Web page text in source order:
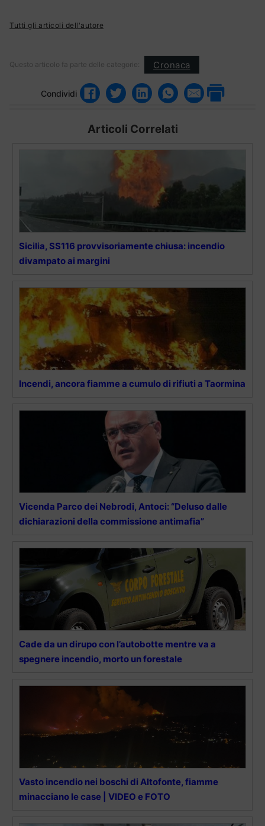
Tutti gli articoli dell'autore
Questo articolo fa parte delle categorie: Cronaca
Condividi
Articoli Correlati
Sicilia, SS116 provvisoriamente chiusa: incendio
divampato ai margini
Incendi, ancora fiamme a cumulo di rifiuti a Taormina
Vicenda Parco dei Nebrodi, Antoci: “Deluso dalle
dichiarazioni della commissione antimafia”
Cade da un dirupo con l’autobotte mentre va a
spegnere incendio, morto un forestale
Vasto incendio nei boschi di Altofonte, fiamme
minacciano le case | VIDEO e FOTO